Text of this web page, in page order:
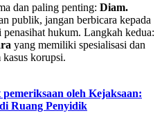
dan paling penting: Diam.
publik, jangan berbicara kepada
hukum. Langkah kedua:
yang memiliki spesialisasi dan
korupsi.
oleh Kejaksaan:
Ruang Penyidik